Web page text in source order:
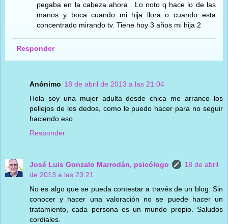
pegaba en la cabeza ahora . Lo noto q hace lo de las
manos y boca cuando mi hija llora o cuando esta
concentrado mirando tv. Tiene hoy 3 años mi hija 2
Responder
Anónimo 18 de abril de 2013 a las 21:04
Hola soy una mujer adulta desde chica me arranco los
pellejos de los dedos, como le puedo hacer para no seguir
haciendo eso.
Responder
José Luis Gonzalo Marrodán, psicólogo
18 de abril
de 2013 a las 23:21
No es algo que se pueda contestar a través de un blog. Sin
conocer y hacer una valoración no se puede hacer un
tratamiento, cada persona es un mundo propio. Saludos
cordiales.